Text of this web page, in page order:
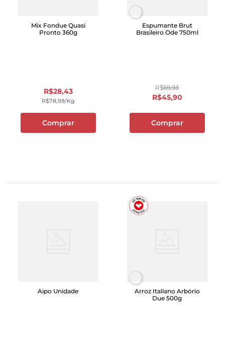
Mix Fondue Quasi
Pronto 360g
R$28,43
R$78,99/kg
Comprar
Espumante Brut
Brasileiro Ode 750ml
R$69,93
R$45,90
Comprar
Aipo Unidade
Arroz Italiano Arbório
Due 500g